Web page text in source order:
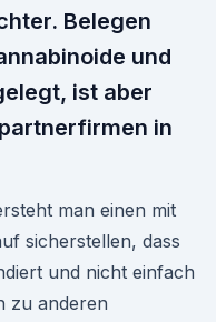
Belegen
und
ist aber
in
man einen mit
sicherstellen, dass
und nicht einfach
zu anderen